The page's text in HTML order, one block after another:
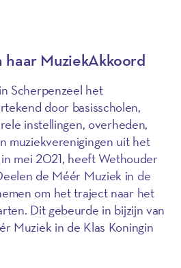
haar MuziekAkkoord
Scherpenzeel het
door basisscholen,
instellingen, overheden,
muziekverenigingen uit het
mei 2021, heeft Wethouder
de Méér Muziek in de
om het traject naar het
Dit gebeurde in bijzijn van
Muziek in de Klas Koningin